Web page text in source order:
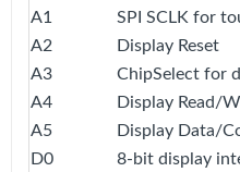
A1
SPI SCLK for
A2
Display Reset
A3
ChipSelect for
A4
Display Read/
A5
Display Data/
D0
8-bit display